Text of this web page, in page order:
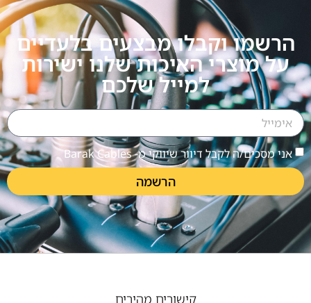
הרשמו וקבלו מבצעים בלעדיים
על מוצרי האיכות שלנו ישירות
למייל שלכם
אני מסכים/ה לקבל דיוור שיווקי מ- Barak Cables
הרשמה
קישורים מהירים